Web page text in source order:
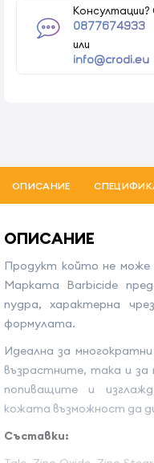
Консултации?
0877674933
или
info@crodi.eu
ОПИСАНИЕ
ОПИСАНИЕ
Продукт който не може
Марката Barbicide
пудра, характерна
формулата.
Идеална за
възрастните, така и за
попиващите и
кожата възможност да
Съставки: